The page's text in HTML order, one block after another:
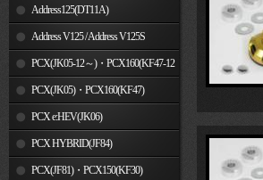
Address125(DT11A)
Address V125 / Address V125S
PCX(JK05-12～)・PCX160(KF47-12
～) PCX(JK05)・PCX160(KF47)
PCX e:HEV(JK06)
PCX HYBRID(JF84)
PCX(JF81)・PCX150(KF30)